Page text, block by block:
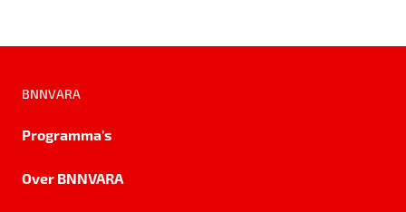
BNNVARA
Programma's
Over BNNVARA